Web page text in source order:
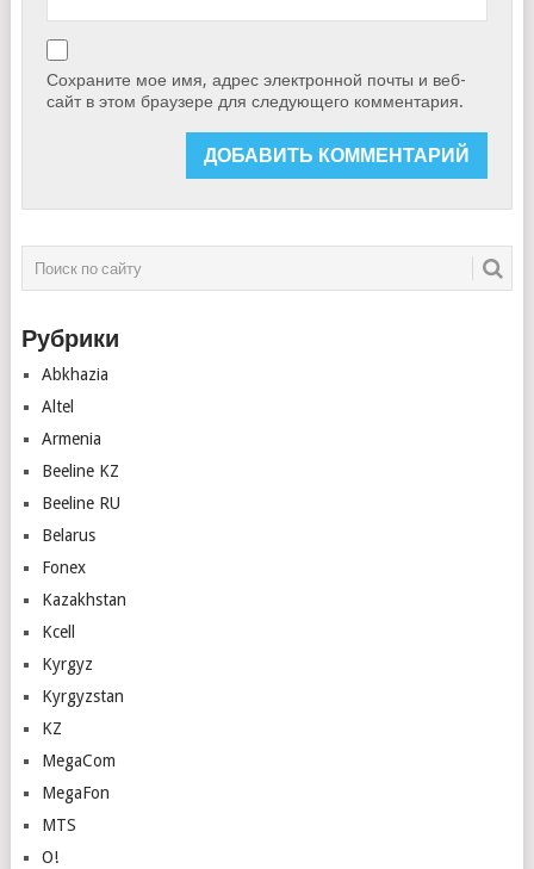
Сохраните мое имя, адрес электронной почты и веб-
сайт в этом браузере для следующего комментария.
Рубрики
Abkhazia
Altel
Armenia
Beeline KZ
Beeline RU
Belarus
Fonex
Kazakhstan
Kcell
Kyrgyz
Kyrgyzstan
KZ
MegaCom
MegaFon
MTS
O!